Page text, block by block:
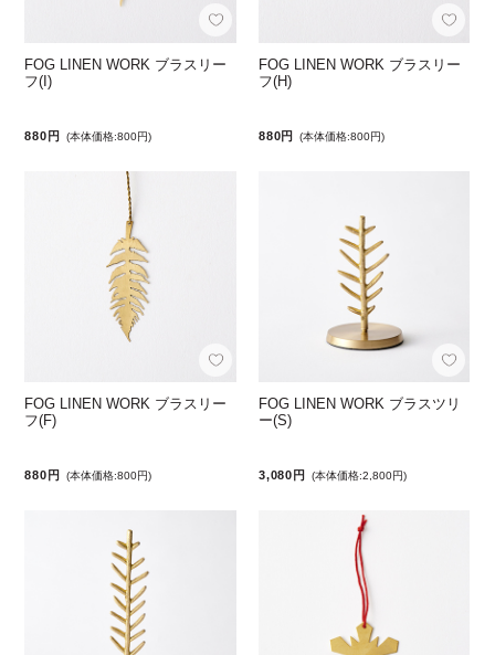
FOG LINEN WORK ブラスリー
フ(I)
880円 (本体価格:800円)
FOG LINEN WORK ブラスリー
フ(H)
880円 (本体価格:800円)
FOG LINEN WORK ブラスリー
フ(F)
880円 (本体価格:800円)
FOG LINEN WORK ブラスツリ
ー(S)
3,080円 (本体価格:2,800円)